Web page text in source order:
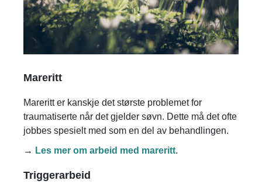
Mareritt
Mareritt er kanskje det største problemet for
traumatiserte når det gjelder søvn. Dette må det ofte
jobbes spesielt med som en del av behandlingen.
→ Les mer om arbeid med mareritt.
Triggerarbeid